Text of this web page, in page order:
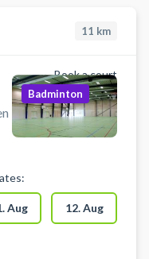
11 km
Book a court
Badminton
Aug 12. Aug